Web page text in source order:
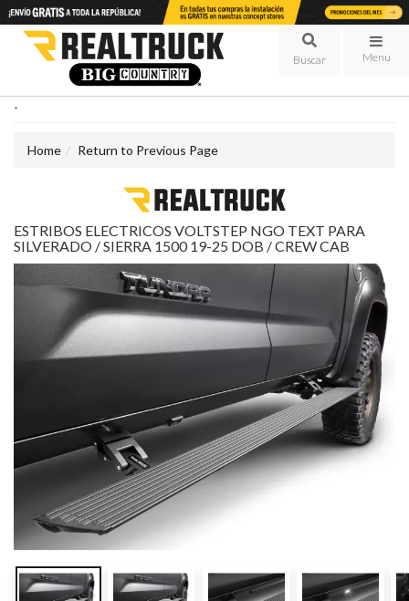
Menu
-
Home Return to Previous Page
ESTRIBOS ELECTRICOS VOLTSTEP NGO TEXT PARA
SILVERADO / SIERRA 1500 19-25 DOB / CREW CAB